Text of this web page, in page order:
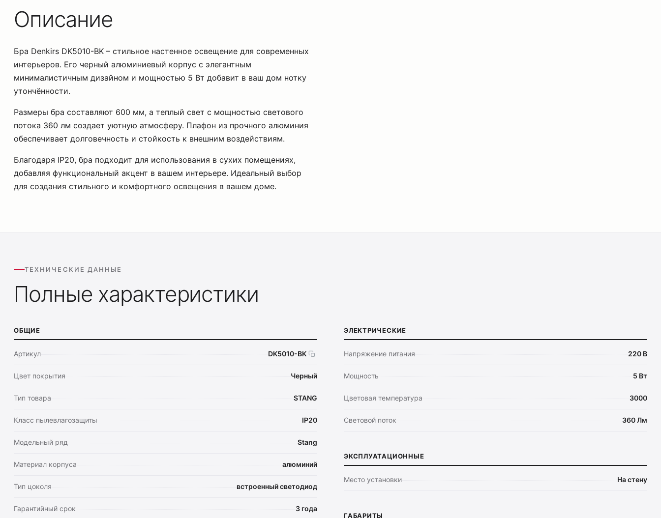
Описание
Бра Denkirs DK5010-BK – стильное настенное освещение для современных
интерьеров. Его черный алюминиевый корпус с элегантным
минималистичным дизайном и мощностью 5 Вт добавит в ваш дом нотку
утончённости.
Размеры бра составляют 600 мм, а теплый свет с мощностью светового
потока 360 лм создает уютную атмосферу. Плафон из прочного алюминия
обеспечивает долговечность и стойкость к внешним воздействиям.
Благодаря IP20, бра подходит для использования в сухих помещениях,
добавляя функциональный акцент в вашем интерьере. Идеальный выбор
для создания стильного и комфортного освещения в вашем доме.
ТЕХНИЧЕСКИЕ ДАННЫЕ
Полные характеристики
ОБЩИЕ
Артикул DK5010-BK
Цвет покрытия Черный
Тип товара STANG
Класс пылевлагозащиты IP20
Модельный ряд Stang
Материал корпуса алюминий
Тип цоколя встроенный светодиод
Гарантийный срок 3 года
ЭЛЕКТРИЧЕСКИЕ
Напряжение питания 220 В
Мощность 5 Вт
Цветовая температура 3000
Световой поток 360 Лм
ЭКСПЛУАТАЦИОННЫЕ
Место установки На стену
ГАБАРИТЫ